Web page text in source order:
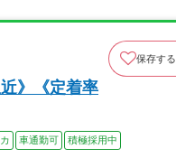
保存する
》《定着率
車通勤可 積極採用中